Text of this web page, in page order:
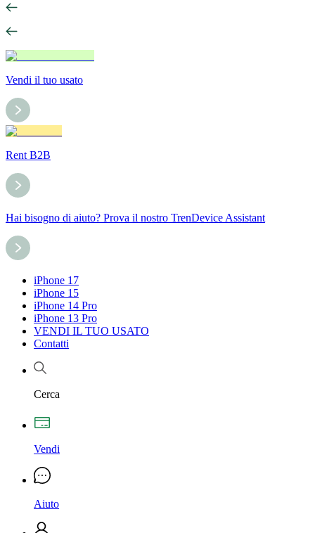
Vendi il tuo usato
Rent B2B
Hai bisogno di aiuto? Prova il nostro TrenDevice Assistant
iPhone 17
iPhone 15
iPhone 14 Pro
iPhone 13 Pro
VENDI IL TUO USATO
Contatti
Cerca
Vendi
Aiuto